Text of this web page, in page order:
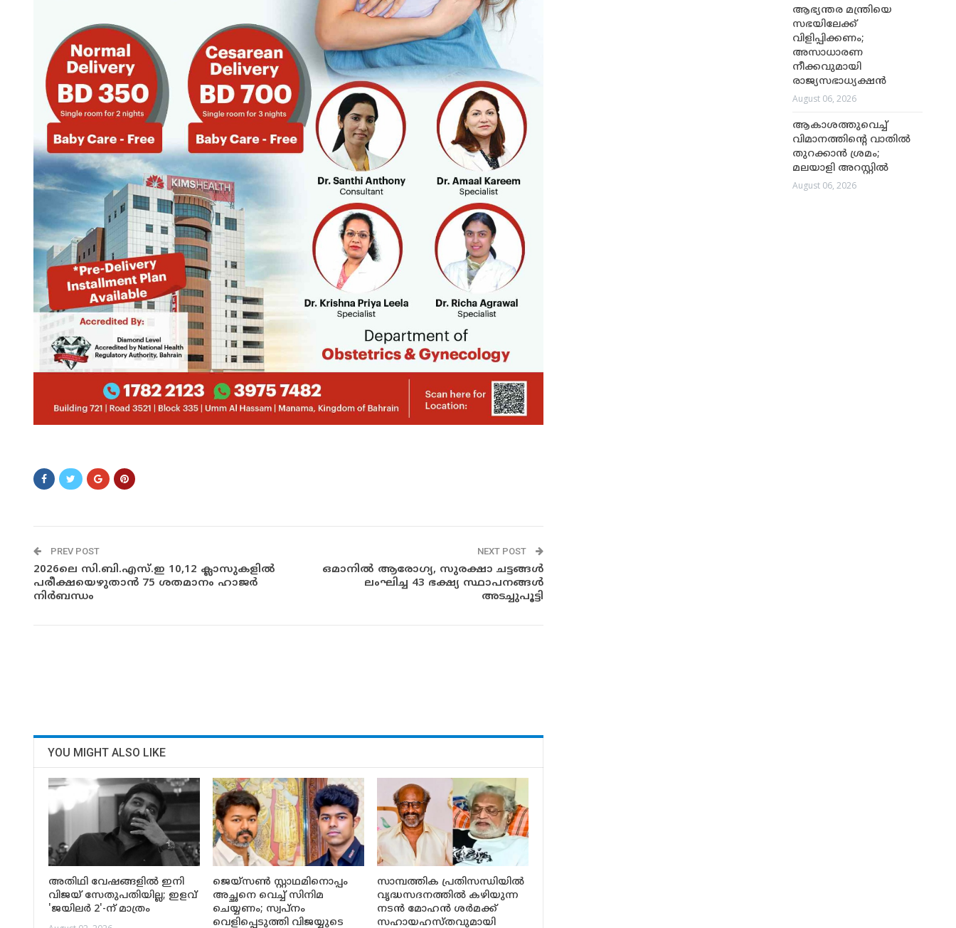
PREV POST
2026ലെ സി.ബി.എസ്.ഇ 10,12 ക്ലാസുകളിൽ
പരീക്ഷയെഴുതാൻ 75 ശതമാനം ഹാജർ
നിർബന്ധം
NEXT POST
ഒമാനിൽ ആരോഗ്യ, സുരക്ഷാ ചട്ടങ്ങൾ
ലംഘിച്ച 43 ഭക്ഷ്യ സ്ഥാപനങ്ങൾ
അടച്ചുപൂട്ടി
YOU MIGHT ALSO LIKE
അതിഥി വേഷങ്ങളിൽ ഇനി
വിജയ് സേതുപതിയില്ല; ഇളവ്
'ജയിലർ 2'-ന് മാത്രം
ജെയ്‌സൺ സ്റ്റാഥമിനൊപ്പം
അച്ഛനെ വെച്ച് സിനിമ
ചെയ്യണം; സ്വപ്നം
വെളിപ്പെടുത്തി വിജയ്യുടെ
സാമ്പത്തിക പ്രതിസന്ധിയിൽ
വൃദ്ധസദനത്തിൽ കഴിയുന്ന
നടൻ മോഹൻ ശർമക്ക്
സഹായഹസ്തവുമായി
ആഭ്യന്തര മന്ത്രിയെ
സഭയിലേക്ക്
വിളിപ്പിക്കണം;
അസാധാരണ
നീക്കവുമായി
രാജ്യസഭാധ്യക്ഷൻ
August 06, 2026
ആകാശത്തുവെച്ച്
വിമാനത്തിന്റെ വാതിൽ
തുറക്കാൻ ശ്രമം;
മലയാളി അറസ്റ്റിൽ
August 06, 2026